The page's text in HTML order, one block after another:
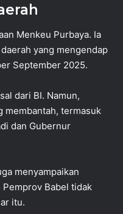
Menkeu Purbaya. Ia
yang mengendap
September 2025.
dari BI. Namun,
membantah, termasuk
dan Gubernur
menyampaikan
Pemprov Babel tidak
itu.